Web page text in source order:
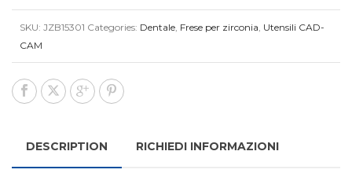
SKU: JZB15301 Categories: Dentale, Frese per zirconia, Utensili CAD-
CAM
DESCRIPTION RICHIEDI INFORMAZIONI